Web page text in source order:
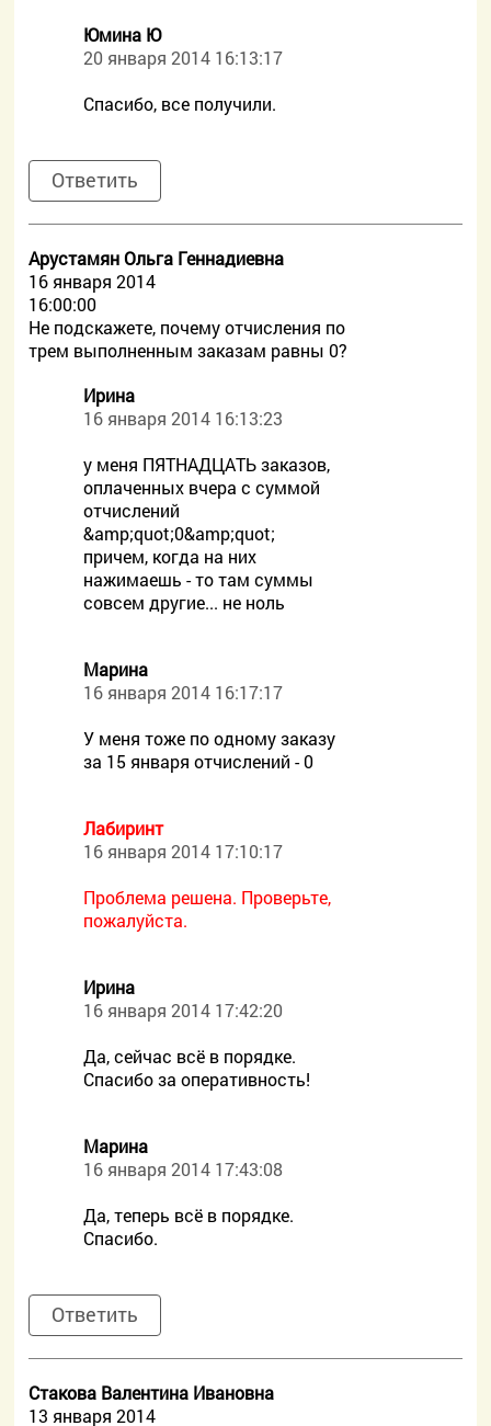
Юмина Ю
20 января 2014 16:13:17
Спасибо, все получили.
Ответить
Арустамян Ольга Геннадиевна
16 января 2014
16:00:00
Не подскажете, почему отчисления по
трем выполненным заказам равны 0?
Ирина
16 января 2014 16:13:23
у меня ПЯТНАДЦАТЬ заказов,
оплаченных вчера с суммой
отчислений
&amp;quot;0&amp;quot;
причем, когда на них
нажимаешь - то там суммы
совсем другие... не ноль
Марина
16 января 2014 16:17:17
У меня тоже по одному заказу
за 15 января отчислений - 0
Лабиринт
16 января 2014 17:10:17
Проблема решена. Проверьте,
пожалуйста.
Ирина
16 января 2014 17:42:20
Да, сейчас всё в порядке.
Спасибо за оперативность!
Марина
16 января 2014 17:43:08
Да, теперь всё в порядке.
Спасибо.
Ответить
Стакова Валентина Ивановна
13 января 2014